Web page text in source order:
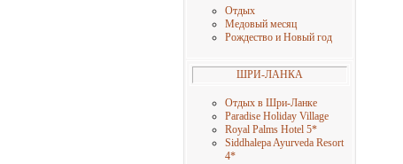
Отдых
Медовый месяц
Рождество и Новый год
ШРИ-ЛАНКА
Отдых в Шри-Ланке
Paradise Holiday Village
Royal Palms Hotel 5*
Siddhalepa Ayurveda Resort
4*